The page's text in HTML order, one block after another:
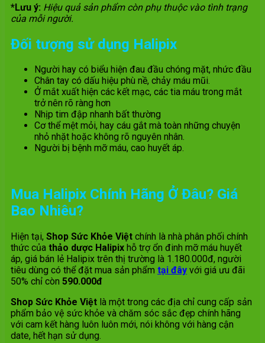
*Lưu ý: Hiệu quả sản phẩm còn phụ thuộc vào tình trạng
của mỗi người.
Đối tượng sử dụng Halipix
Người hay có biểu hiện đau đầu chóng mặt, nhức đầu
Chân tay có dấu hiệu phù nề, chảy máu mũi.
Ở mắt xuất hiện các kết mạc, các tia máu trong mắt
trở nên rõ ràng hơn
Nhịp tim đập nhanh bất thường
Cơ thể mệt mỏi, hay cáu gắt mà toàn những chuyện
nhỏ nhặt hoặc không rõ nguyên nhân.
Người bị bệnh mỡ máu, cao huyết áp.
Mua Halipix Chính Hãng Ở Đâu? Giá
Bao Nhiêu?
Hiện tại, Shop Sức Khỏe Việt chính là nhà phân phối chính
thức của thảo dược Halipix hỗ trợ ổn đinh mỡ máu huyết
áp, giá bán lẻ Halipix trên thị trường là 1.180.000đ, người
tiêu dùng có thể đặt mua sản phẩm tại đây với giá ưu đãi
50% chỉ còn 590.000đ
Shop Sức Khỏe Việt là một trong các địa chỉ cung cấp sản
phẩm bảo vệ sức khỏe và chăm sóc sắc đẹp chính hãng
với cam kết hàng luôn luôn mới, nói không với hàng cận
date, hết hạn sử dụng.